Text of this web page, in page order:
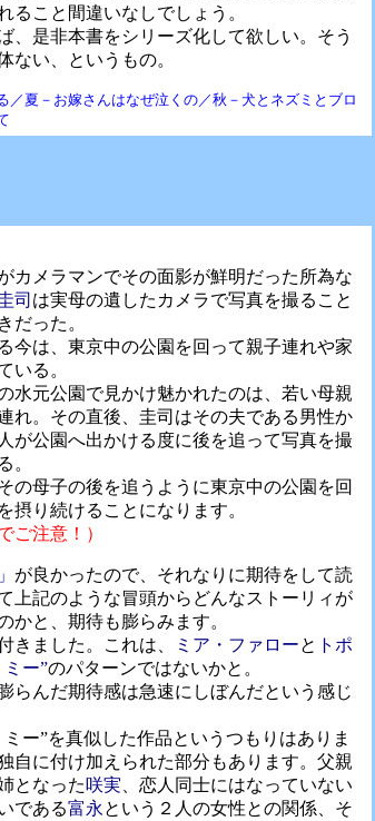
ること間違いなしでしょう。
、是非本書をシリーズ化して欲しい。そう
ない、というもの。
／夏－お嫁さんはなぜ泣くの／秋－犬とネズミとブロ
カメラマンでその面影が鮮明だった所為な
司 は実母の遺したカメラで写真を撮ること
だった。
今は、東京中の公園を回って親子連れや家
いる。
水元公園で見かけ魅かれたのは、若い母親
れ。その直後、圭司はその夫である男性か
が公園へ出かける度に後を追って写真を撮
。
の母子の後を追うように東京中の公園を回
摂り続けることになります。
ご注意！）
」 が良かったので、それなりに期待をして読
上記のような冒頭からどんなストーリィが
かと、期待も膨らみます。
きました。これは、
ミア・ファローと トポ
ミー”のパターンではないかと。
らんだ期待感は急速にしぼんだという感じ
ー”を真似した作品というつもりはありま
自に付け加えられた部分もあります。父親
となった咲実 、恋人同士にはなっていない
である富永 という２人の女性との関係、そ